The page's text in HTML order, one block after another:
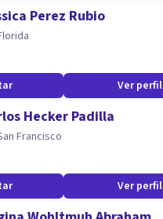
Perez Rubio
Ver perfil
Hecker Padilla
Francisco
Ver perfil